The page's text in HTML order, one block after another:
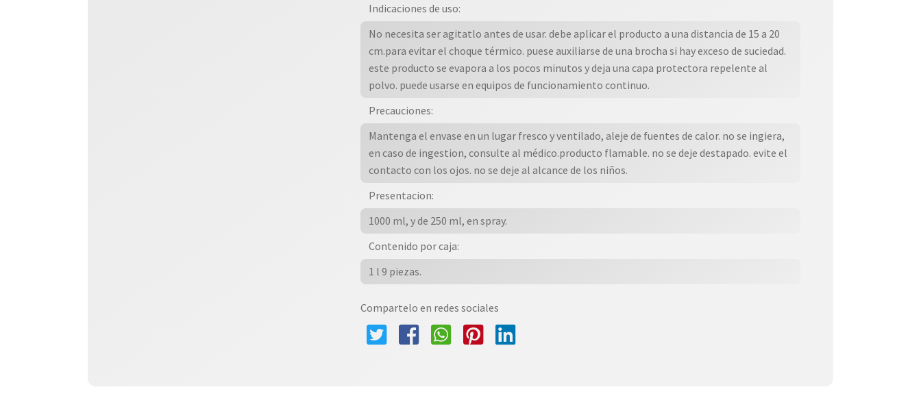
De
cantidad
Indicaciones de uso:
No necesita ser agitatlo antes de usar. debe aplicar el producto a una distancia de 15 a 20
cm.para evitar el choque térmico. puese auxiliarse de una brocha si hay exceso de suciedad.
este producto se evapora a los pocos minutos y deja una capa protectora repelente al
polvo. puede usarse en equipos de funcionamiento continuo.
Precauciones:
Mantenga el envase en un lugar fresco y ventilado, aleje de fuentes de calor. no se ingiera,
en caso de ingestion, consulte al médico.producto flamable. no se deje destapado. evite el
contacto con los ojos. no se deje al alcance de los niños.
Presentacion:
1000 ml, y de 250 ml, en spray.
Contenido por caja:
1 l 9 piezas.
Compartelo en redes sociales